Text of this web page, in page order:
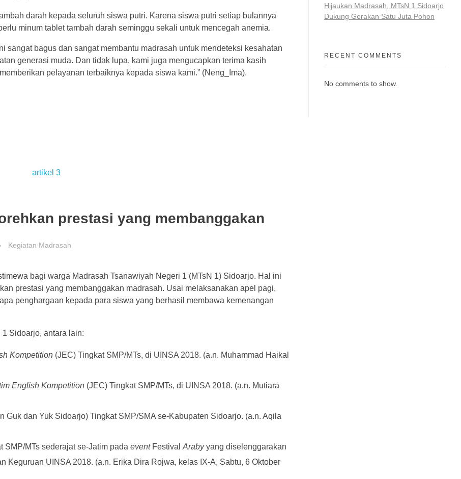
darah kepada seluruh siswa putri. Karena siswa putri setiap bulannya
minum tablet tambah darah seminggu sekali untuk mencegah anemia.
sangat bagus dan sangat membantu madrasah untuk mendeteksi kesahatan
generasi muda. Dan tidak lupa, kami juga mengucapkan terima kasih
pelayanan terbaiknya kepada siswa kami.” (Neng_Ima).
prestasi yang membanggakan
Kegiatan Madrasah
bagi warga Madrasah Tsanawiyah Negeri 1 (MTsN 1) Sidoarjo. Hal ini
prestasi yang membanggakan madrasah. Usai melaksanakan apel pagi,
penghargaan kepada para siswa yang berhasil membawa kemenangan
Sidoarjo, antara lain:
Kompetition (JEC) Tingkat SMP/MTs, di UINSA 2018. (a.n. Muhammad Haikal
English Kompetition (JEC) Tingkat SMP/MTs, di UINSA 2018. (a.n. Mutiara
Guk dan Yuk Sidoarjo) Tingkat SMP/SMA se-Kabupaten Sidoarjo. (a.n. Aqila
SMP/MTs sederajat se-Jatim pada event Festival Arabyyang diselenggarakan
Keguruan UINSA 2018. (a.n. Erika Dira Rojwa, kelas IX-A, Sabtu, 6 Oktober
Hijaukan Madrasah, MTsN 1 Sidoarjo
Dukung Gerakan Satu Juta Pohon
RECENT COMMENTS
No comments to show.